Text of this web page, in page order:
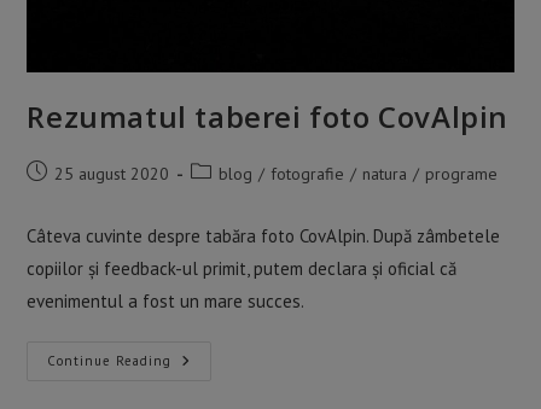
Rezumatul taberei foto CovAlpin
Post25 august 2020
Postblog / fotografie / natura / programe
Câteva cuvinte despre tabăra foto CovAlpin. După zâmbetele
copiilor și feedback-ul primit, putem declara și oficial că
evenimentul a fost un mare succes.
Continue Reading Rezumatul